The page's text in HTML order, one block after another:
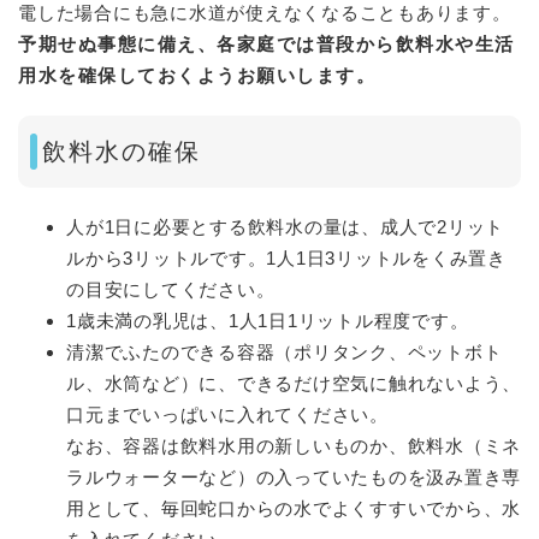
電した場合にも急に水道が使えなくなることもあります。
予期せぬ事態に備え、各家庭では普段から飲料水や生活
用水を確保しておくようお願いします。
飲料水の確保
人が1日に必要とする飲料水の量は、成人で2リット
ルから3リットルです。1人1日3リットルをくみ置き
の目安にしてください。
1歳未満の乳児は、1人1日1リットル程度です。
清潔でふたのできる容器（ポリタンク、ペットボト
ル、水筒など）に、できるだけ空気に触れないよう、
口元までいっぱいに入れてください。
なお、容器は飲料水用の新しいものか、飲料水（ミネ
ラルウォーターなど）の入っていたものを汲み置き専
用として、毎回蛇口からの水でよくすすいでから、水